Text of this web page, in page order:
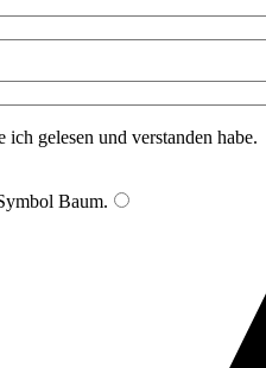
ich gelesen und verstanden habe.
Baum.